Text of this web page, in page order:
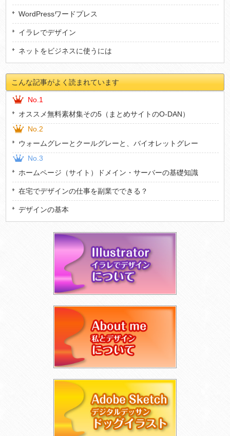
WordPressワードプレス
イラレでデザイン
ネットをビジネスに使うには
こんな記事がよく読まれています
No.1
オススメ無料素材集その5（まとめサイトのO-DAN）
No.2
ウォームグレーとクールグレーと、バイオレットグレー
No.3
ホームページ（サイト）ドメイン・サーバーの基礎知識
在宅でデザインの仕事を副業でできる？
デザインの基本